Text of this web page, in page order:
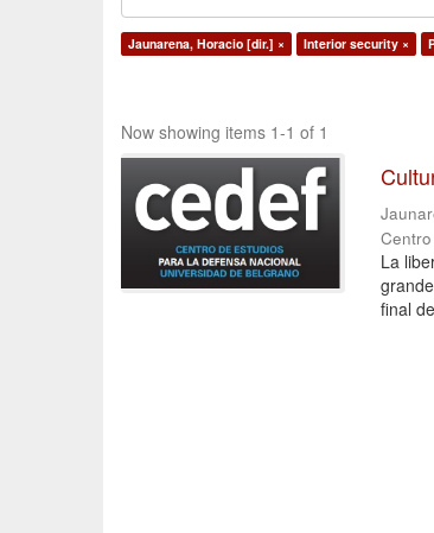
Jaunarena, Horacio [dir.] × Interior security ×
Now showing items 1-1 of 1
La
final